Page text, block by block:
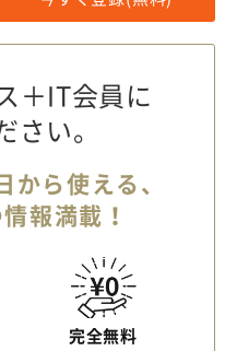
＋IT会員に
さい。
ら使える、
報満載！
完全無料